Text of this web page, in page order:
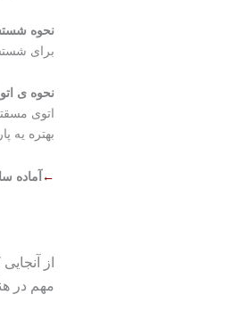
نحوه
برای
نحوه ی
اتوی
بهتره یه
←آماده
از
مهم در